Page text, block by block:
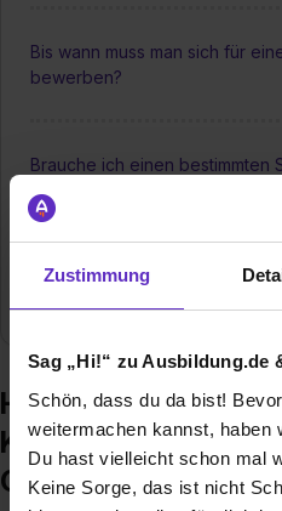
Zustimmung
Sag „Hi!“ zu Ausbildung.de
Schön, dass du da bist!
weitermachen kannst, haben
Du hast vielleicht schon mal
Keine Sorge, das ist nicht
Bis wann muss man sich für
bewerben?
Brauche ich einen bestimmten
eine Ausbildung bei Ihnen zu
Wie sieht die Betreuung
Häufige Fragen zur
Knick Elektronische
GmbH & Co. KG